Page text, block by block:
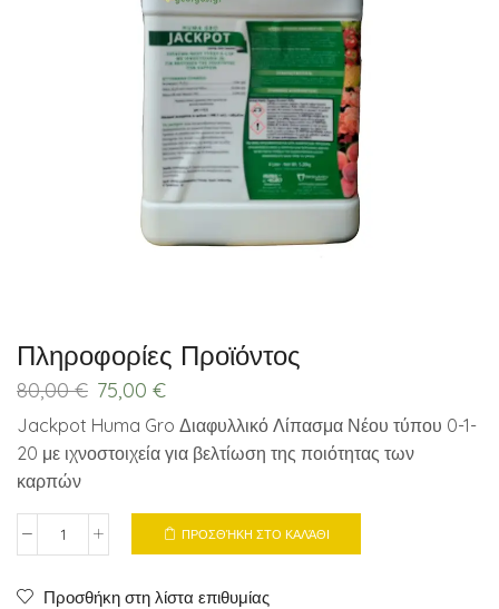
Πληροφορίες Προϊόντος
80,00€ Original
price
was:
80,00 €.
75,00 €Current
price
is:
75,00 €.
Jackpot Huma Gro Διαφυλλικό Λίπασμα Νέου τύπου 0-1-
20 με ιχνοστοιχεία για βελτίωση της ποιότητας των
καρπών
Jackpot
Gro
ΠΡΟΣΘΉΚΗ ΣΤΟ ΚΑΛΆΘΙ
Προσθήκη στη λίστα επιθυμίας